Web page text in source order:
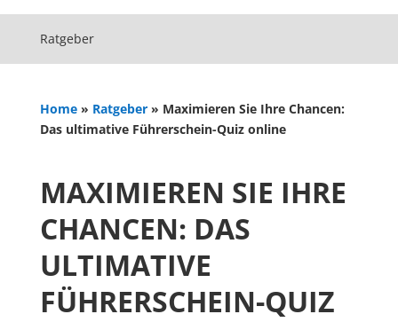
Ratgeber
Home» Ratgeber» Maximieren Sie Ihre Chancen:
Das ultimative Führerschein-Quiz online
MAXIMIEREN SIE IHRE
CHANCEN: DAS
ULTIMATIVE
FÜHRERSCHEIN-QUIZ